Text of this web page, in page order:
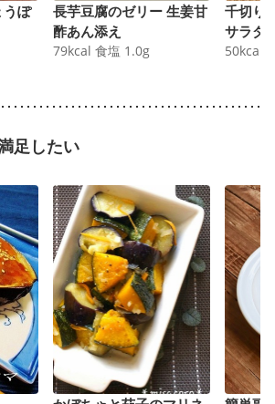
うぽ
長芋豆腐のゼリー 生姜甘
酢あん添え
79kcal 食塩 1.0g
千切り
サラダ
50kcal
足したい